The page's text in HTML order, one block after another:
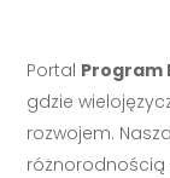
Portal Program
gdzie
rozwojem.
różnorodnością